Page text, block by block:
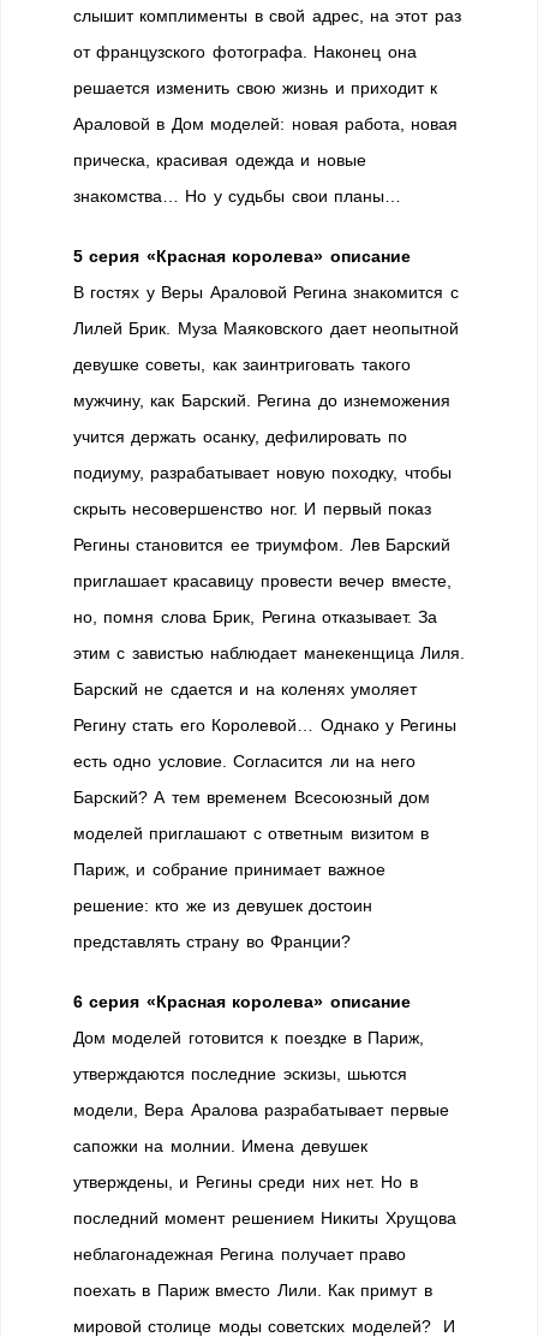
слышит комплименты в свой адрес, на этот раз
от французского фотографа. Наконец она
решается изменить свою жизнь и приходит к
Араловой в Дом моделей: новая работа, новая
прическа, красивая одежда и новые
знакомства… Но у судьбы свои планы…
5 серия «Красная королева» описание
В гостях у Веры Араловой Регина знакомится с
Лилей Брик. Муза Маяковского дает неопытной
девушке советы, как заинтриговать такого
мужчину, как Барский. Регина до изнеможения
учится держать осанку, дефилировать по
подиуму, разрабатывает новую походку, чтобы
скрыть несовершенство ног. И первый показ
Регины становится ее триумфом. Лев Барский
приглашает красавицу провести вечер вместе,
но, помня слова Брик, Регина отказывает. За
этим с завистью наблюдает манекенщица Лиля.
Барский не сдается и на коленях умоляет
Регину стать его Королевой… Однако у Регины
есть одно условие. Согласится ли на него
Барский? А тем временем Всесоюзный дом
моделей приглашают с ответным визитом в
Париж, и собрание принимает важное
решение: кто же из девушек достоин
представлять страну во Франции?
6 серия «Красная королева» описание
Дом моделей готовится к поездке в Париж,
утверждаются последние эскизы, шьются
модели, Вера Аралова разрабатывает первые
сапожки на молнии. Имена девушек
утверждены, и Регины среди них нет. Но в
последний момент решением Никиты Хрущова
неблагонадежная Регина получает право
поехать в Париж вместо Лили. Как примут в
мировой столице моды советских моделей? И